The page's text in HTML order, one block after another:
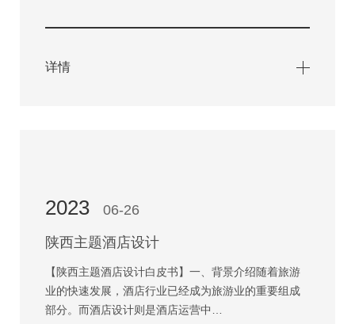
详情
2023 06-26
陕西主题酒店设计
【陕西主题酒店设计白皮书】一、背景介绍随着旅游
业的快速发展，酒店行业已经成为旅游业的重要组成
部分。而酒店设计则是酒店运营中…